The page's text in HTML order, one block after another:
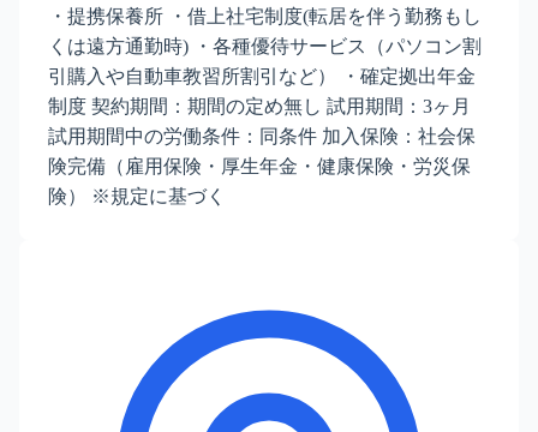
・提携保養所 ・借上社宅制度(転居を伴う勤務もし
くは遠方通勤時) ・各種優待サービス（パソコン割
引購入や自動車教習所割引など） ・確定拠出年金
制度 契約期間：期間の定め無し 試用期間：3ヶ月
試用期間中の労働条件：同条件 加入保険：社会保
険完備（雇用保険・厚生年金・健康保険・労災保
険） ※規定に基づく